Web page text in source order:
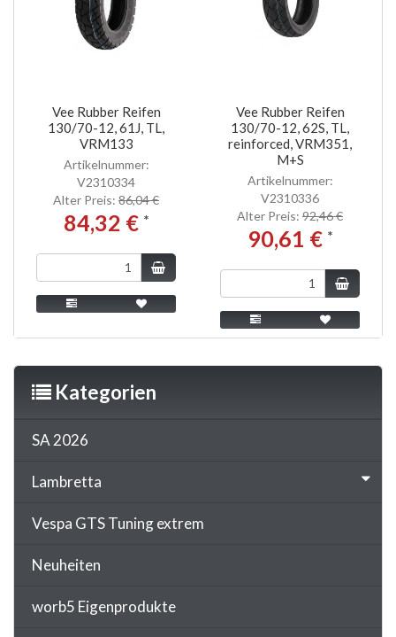
Vee Rubber Reifen
130/70-12, 61J, TL,
VRM133
Artikelnummer:
V2310334
Alter Preis: 86,04 €
84,32 € *
Vee Rubber Reifen
130/70-12, 62S, TL,
reinforced, VRM351,
M+S
Artikelnummer:
V2310336
Alter Preis: 92,46 €
90,61 € *
Kategorien
SA 2026
Lambretta
Vespa GTS Tuning extrem
Neuheiten
worb5 Eigenprodukte